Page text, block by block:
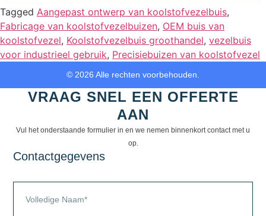
Tagged Aangepast ontwerp van koolstofvezelbuis,
Fabricage van koolstofvezelbuizen, OEM buis van
koolstofvezel, Koolstofvezelbuis groothandel, vezelbuis
voor industrieel gebruik, Precisiebuizen van koolstofvezel
© 2026 Alle rechten voorbehouden.
VRAAG SNEL EEN OFFERTE
AAN
Vul het onderstaande formulier in en we nemen binnenkort contact met u
op.
Contactgegevens